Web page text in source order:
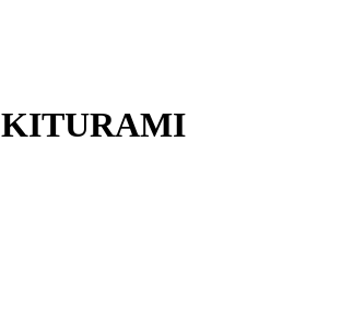
KITURAMI